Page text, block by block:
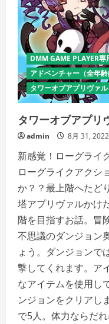
さ
い
DMM GAME PLAYER専
アドベンチャー（全年齢
タワーオブアプリヴァル
タワーオブアプリ
admin 8月 31, 2022
新感覚！ローグライ
ローグライクアクシ
か？？最上階へたど
塔アプリヴァルかけ
階を目指すお話。冒
不思議のダンジョン
ょう。ダンジョンで
撃してくれます。ア
なアイテムを使用し
ンジョンをクリアし
で5人。体力ならだ